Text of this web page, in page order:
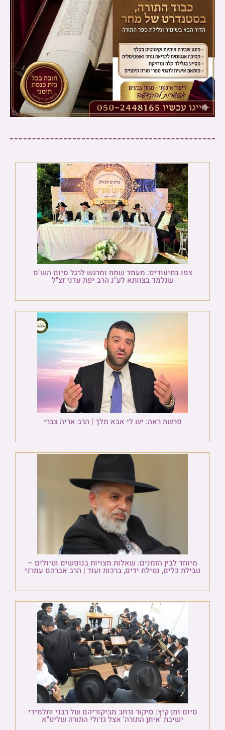
צפו בתיעודים: מעמד שמח ומרגש לרגל סיום הש"ס
שנלמד בצוותא לע"נ הרב יפת עדני זצ"ל
פרשת ראה: יש לי אבא מלך | הרב אריה צברי
מיוחד לבין הזמנים: שאלות מצויות בנופשים וטיולים –
טבילת כלים, נטילת ידים, ברכות ועוד | הרב אברהם עמרני
סיום זמן קיץ: סיקור נרחב מביקוריהם של רבני ותלמידי
ישיבת 'איתן התורה' אצל גדולי התורה שליט"א